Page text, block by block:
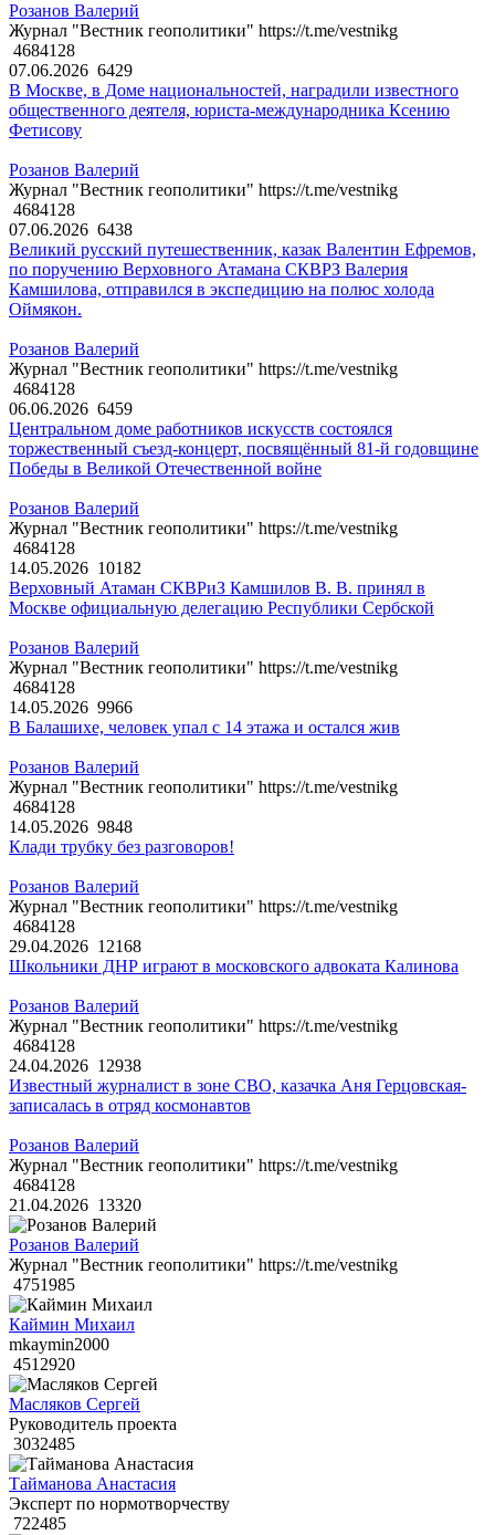
Розанов Валерий
Журнал "Вестник геополитики" https://t.me/vestnikg
4684128
07.06.2026 6429
В Москве, в Доме национальностей, наградили известного
общественного деятеля, юриста-международника Ксению
Фетисову
Розанов Валерий
Журнал "Вестник геополитики" https://t.me/vestnikg
4684128
07.06.2026 6438
Великий русский путешественник, казак Валентин Ефремов,
по поручению Верховного Атамана СКВРЗ Валерия
Камшилова, отправился в экспедицию на полюс холода
Оймякон.
Розанов Валерий
Журнал "Вестник геополитики" https://t.me/vestnikg
4684128
06.06.2026 6459
Центральном доме работников искусств состоялся
торжественный съезд-концерт, посвящённый 81-й годовщине
Победы в Великой Отечественной войне
Розанов Валерий
Журнал "Вестник геополитики" https://t.me/vestnikg
4684128
14.05.2026 10182
Верховный Атаман СКВРиЗ Камшилов В. В. принял в
Москве официальную делегацию Республики Сербской
Розанов Валерий
Журнал "Вестник геополитики" https://t.me/vestnikg
4684128
14.05.2026 9966
В Балашихе, человек упал с 14 этажа и остался жив
Розанов Валерий
Журнал "Вестник геополитики" https://t.me/vestnikg
4684128
14.05.2026 9848
Клади трубку без разговоров!
Розанов Валерий
Журнал "Вестник геополитики" https://t.me/vestnikg
4684128
29.04.2026 12168
Школьники ДНР играют в московского адвоката Калинова
Розанов Валерий
Журнал "Вестник геополитики" https://t.me/vestnikg
4684128
24.04.2026 12938
Известный журналист в зоне СВО, казачка Аня Герцовская-
записалась в отряд космонавтов
Розанов Валерий
Журнал "Вестник геополитики" https://t.me/vestnikg
4684128
21.04.2026 13320
Розанов Валерий
Журнал "Вестник геополитики" https://t.me/vestnikg
4751985
Каймин Михаил
mkaymin2000
4512920
Масляков Сергей
Руководитель проекта
3032485
Тайманова Анастасия
Эксперт по нормотворчеству
722485